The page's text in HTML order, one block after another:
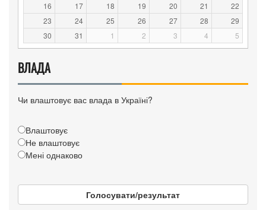
16
17 18 19 20 21
22
23
24 25 26 27 28
29
30
31 1 2 3 4 5
ВЛАДА
Чи влаштовує вас влада в Україні?
Влаштовує
Не влаштовує
Мені однаково
Голосувати/результат